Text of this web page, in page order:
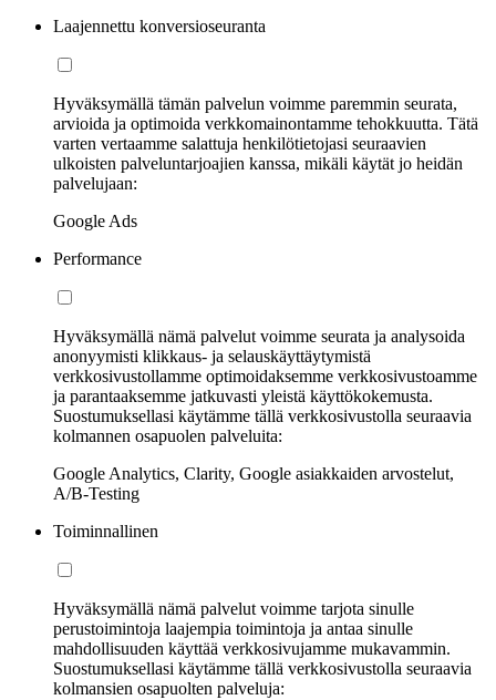
Laajennettu konversioseuranta
Hyväksymällä tämän palvelun voimme paremmin seurata,
arvioida ja optimoida verkkomainontamme tehokkuutta. Tätä
varten vertaamme salattuja henkilötietojasi seuraavien
ulkoisten palveluntarjoajien kanssa, mikäli käytät jo heidän
palvelujaan:
Google Ads
Performance
Hyväksymällä nämä palvelut voimme seurata ja analysoida
anonyymisti klikkaus- ja selauskäyttäytymistä
verkkosivustollamme optimoidaksemme verkkosivustoamme
ja parantaaksemme jatkuvasti yleistä käyttökokemusta.
Suostumuksellasi käytämme tällä verkkosivustolla seuraavia
kolmannen osapuolen palveluita:
Google Analytics, Clarity, Google asiakkaiden arvostelut,
A/B-Testing
Toiminnallinen
Hyväksymällä nämä palvelut voimme tarjota sinulle
perustoimintoja laajempia toimintoja ja antaa sinulle
mahdollisuuden käyttää verkkosivujamme mukavammin.
Suostumuksellasi käytämme tällä verkkosivustolla seuraavia
kolmansien osapuolten palveluja: